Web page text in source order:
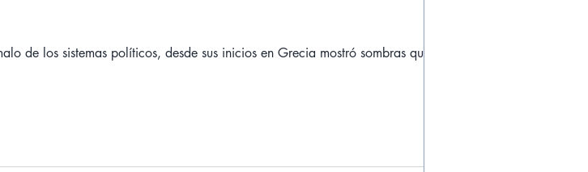
de los sistemas políticos, desde sus inicios en Grecia mostró sombras que,